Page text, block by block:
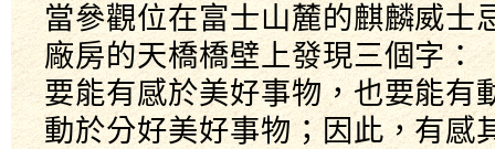
當參觀位在富士山麓的麒麟威士
廠房的天橋橋壁上發現三個字：
要能有感於美好事物，也要能有
動於分好美好事物；因此，有感